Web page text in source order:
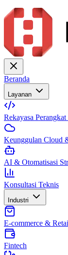
Beranda
Layanan
Rekayasa
Keunggulan Cloud
AI & Otomatisasi
Konsultasi Teknis
Industri
E-commerce &
Fintech